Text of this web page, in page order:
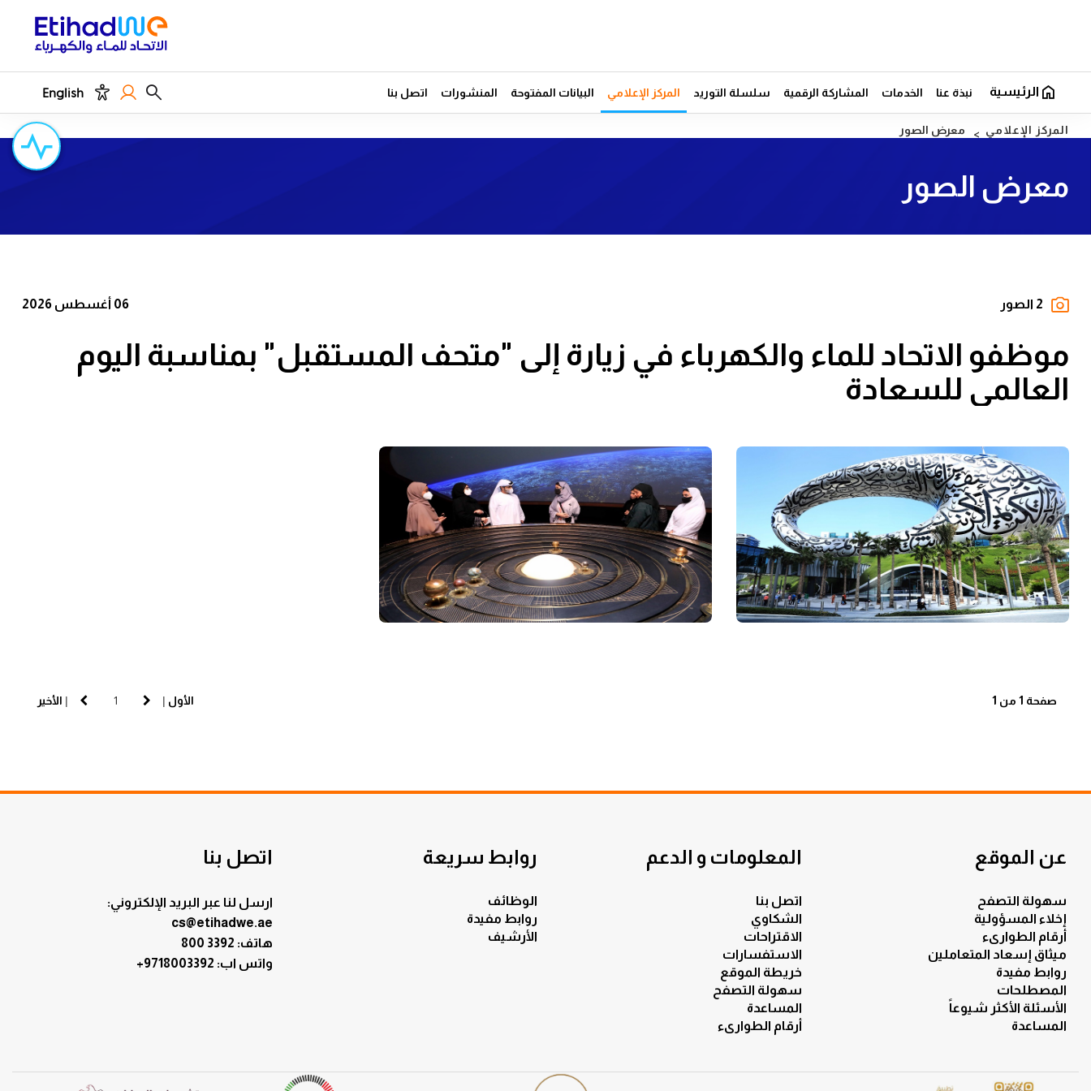
الرئيسية نبذة عنا الخدمات المشاركة الرقمية سلسلة التوريد المركز الإعلامي البيانات المفتوحة المنشورات اتصل بنا English
المركز الإعلامي معرض الصور
معرض الصور
2 الصور 06 أغسطس 2026
موظفو الاتحاد للماء والكهرباء في زيارة إلى "متحف المستقبل" بمناسبة اليوم
العالمي للسعادة
صفحة 1 من 1 الأول |
| الأخير
عن الموقع
سهولة التصفح
إخلاء المسؤولية
أرقام الطوارىء
ميثاق إسعاد المتعاملين
روابط مفيدة
المصطلحات
الأسئلة الأكثر شيوعاً
المساعدة
المعلومات و الدعم
اتصل بنا
الشكاوي
الاقتراحات
الاستفسارات
خريطة الموقع
سهولة التصفح
المساعدة
أرقام الطوارىء
روابط سريعة
الوظائف
روابط مفيدة
الأرشيف
اتصل بنا
ارسل لنا عبر البريد الإلكتروني:
cs@etihadwe.ae
هاتف: 3392 800
+9718003392 :واتس اب